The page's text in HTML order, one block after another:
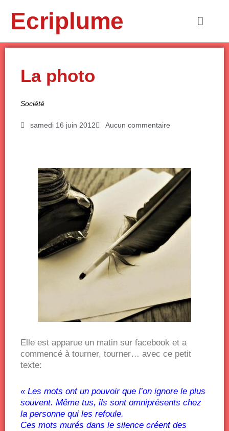
contenuEcriplume
Main
La photo
Société
samedi 16 juin 2012 Aucun commentaire
Elle est apparue un matin sur facebook et a
commencé à tourner, tourner… avec ce petit
texte:
« Les mots ont un pouvoir que l’on ignore le plus
souvent. Même tus, ils sont omniprésents chez
la personne qui les refoule.
Ces mots murés dans le silence créent des